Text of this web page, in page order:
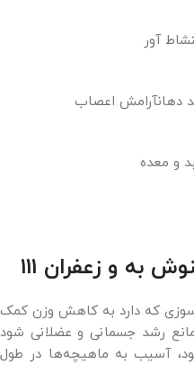
آور
دهانآرامش اعصاب
و معده
به و زعفران 111
که دارد به کاهش وزن کمک
رشد جسمانی و عضلانی شود
آسیب به ماهیچه‌ها در طول